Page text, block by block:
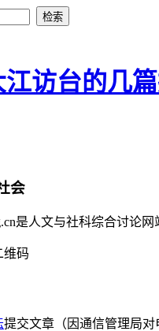
访台的几
会
是人文与社科综合讨论
提交文章（因通信管理局